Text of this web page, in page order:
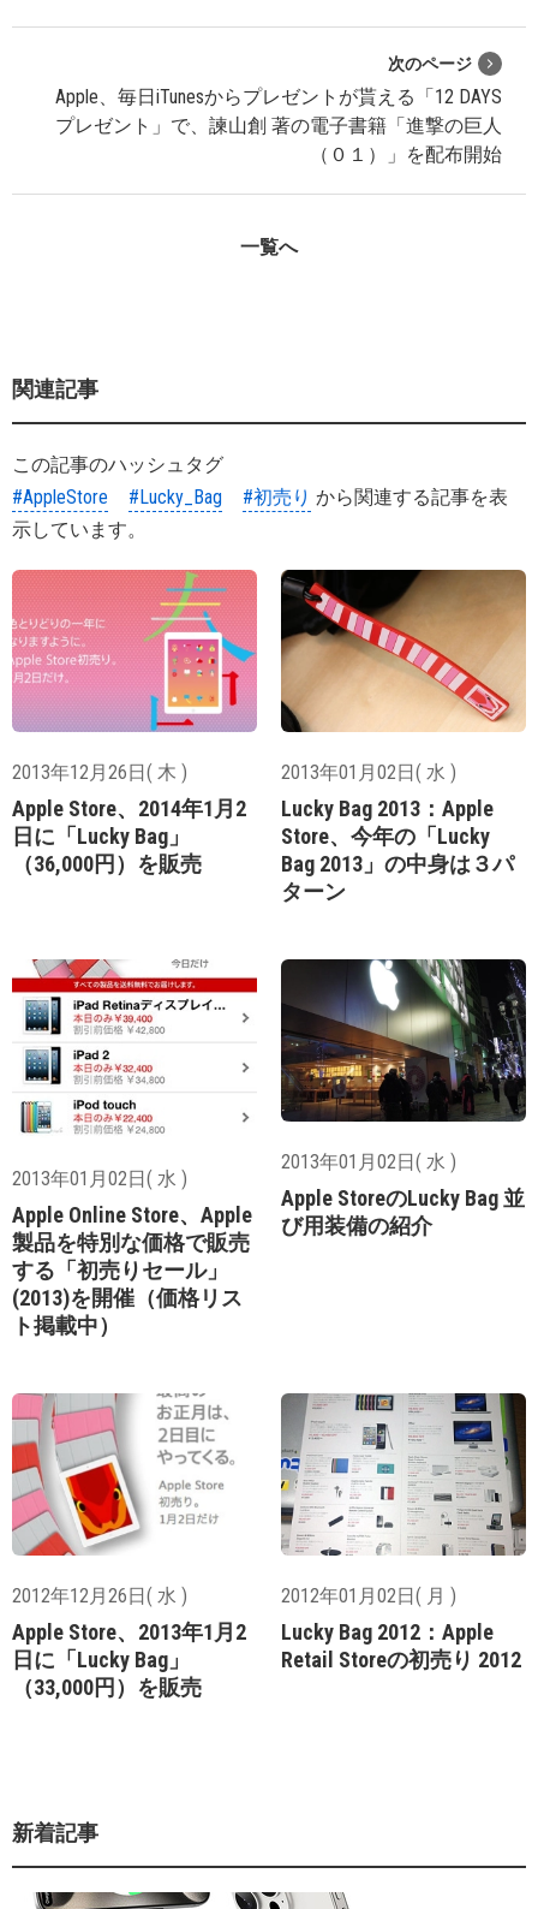
次のページ
Apple、毎日iTunesからプレゼントが貰える「12 DAYS
プレゼント」で、諫山創 著の電子書籍「進撃の巨人
（０１）」を配布開始
一覧へ
関連記事
この記事のハッシュタグ
#AppleStore
#Lucky_Bag #初売り から関連する記事を表
示しています。
2013年12月26日( 木 )
Apple Store、2014年1月2
日に「Lucky Bag」
（36,000円）を販売
2013年01月02日( 水 )
Lucky Bag 2013：Apple
Store、今年の「Lucky
Bag 2013」の中身は３パ
ターン
2013年01月02日( 水 )
Apple Online Store、Apple
製品を特別な価格で販売
する「初売りセール」
(2013)を開催（価格リス
ト掲載中）
2013年01月02日( 水 )
Apple StoreのLucky Bag 並
び用装備の紹介
2012年12月26日( 水 )
Apple Store、2013年1月2
日に「Lucky Bag」
（33,000円）を販売
2012年01月02日( 月 )
Lucky Bag 2012：Apple
Retail Storeの初売り 2012
新着記事